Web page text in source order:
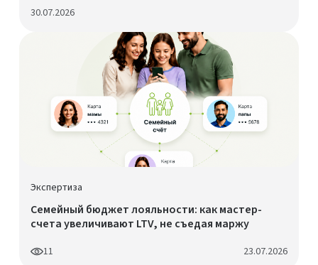
30.07.2026
Экспертиза
Семейный бюджет лояльности: как мастер-
счета увеличивают LTV, не съедая маржу
11 23.07.2026